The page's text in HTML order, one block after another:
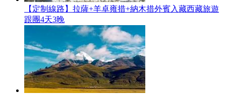
【定制線路】拉薩+羊卓雍措+納木措外賓入藏西藏旅遊
跟團4天3晚